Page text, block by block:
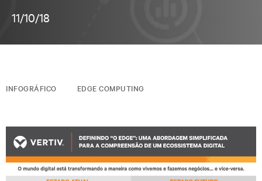
11/10/18
INFOGRÁFICO EDGE COMPUTING